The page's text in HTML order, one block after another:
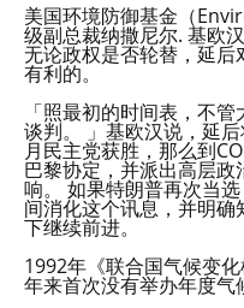
美国环境防御基金（
级副总裁纳撒尼尔. 基欧
无论政权是否轮替，延
有利的。
「照最初的时间表，不
谈判。 」基欧汉说，延
月民主党获胜，那么到
巴黎协定，并派出高层
响。 如果特朗普再次当
间消化这个讯息，并明
下继续前进。
1992年《联合国气候变
年来首次没有举办年度气